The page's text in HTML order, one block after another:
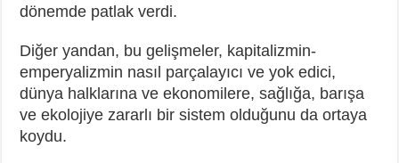
dönemde patlak verdi.
Diğer yandan, bu gelişmeler, kapitalizmin-
emperyalizmin nasıl parçalayıcı ve yok edici,
dünya halklarına ve ekonomilere, sağlığa, barışa
ve ekolojiye zararlı bir sistem olduğunu da ortaya
koydu.